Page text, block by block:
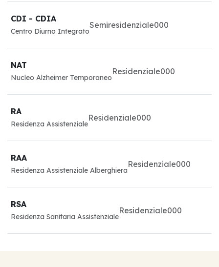
CDI - CDIA
Centro Diurno Integrato
Semiresidenziale000
NAT
Nucleo Alzheimer Temporaneo
Residenziale000
RA
Residenza Assistenziale
Residenziale000
RAA
Residenza Assistenziale Alberghiera
Residenziale000
RSA
Residenza Sanitaria Assistenziale
Residenziale000